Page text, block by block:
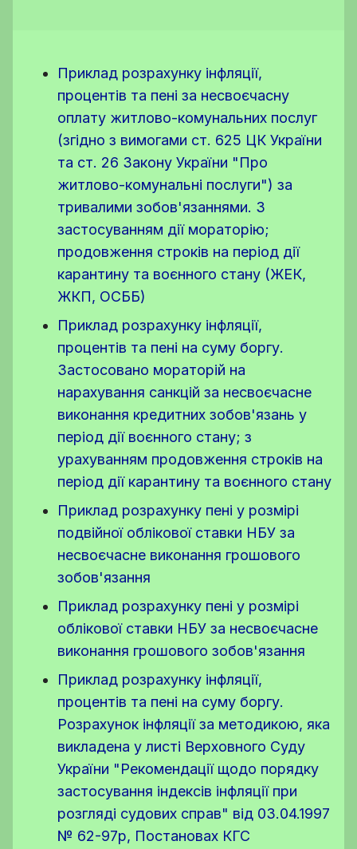
Приклад розрахунку інфляції,
процентів та пені за несвоєчасну
оплату житлово-комунальних послуг
(згідно з вимогами ст. 625 ЦК України
та ст. 26 Закону України "Про
житлово-комунальні послуги") за
тривалими зобов'язаннями. З
застосуванням дії мораторію;
продовження строків на період дії
карантину та воєнного стану (ЖЕК,
ЖКП, ОСББ)
Приклад розрахунку інфляції,
процентів та пені на суму боргу.
Застосовано мораторій на
нарахування санкцій за несвоєчасне
виконання кредитних зобов'язань у
період дії воєнного стану; з
урахуванням продовження строків на
період дії карантину та воєнного стану
Приклад розрахунку пені у розмірі
подвійної облікової ставки НБУ за
несвоєчасне виконання грошового
зобов'язання
Приклад розрахунку пені у розмірі
облікової ставки НБУ за несвоєчасне
виконання грошового зобов'язання
Приклад розрахунку інфляції,
процентів та пені на суму боргу.
Розрахунок інфляції за методикою, яка
викладена у листі Верховного Суду
України "Рекомендації щодо порядку
застосування індексів інфляції при
розгляді судових справ" від 03.04.1997
№ 62-97р, Постановах КГС